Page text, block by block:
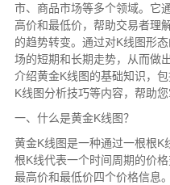
市、商品市场等多个领域。它
高价和最低价，帮助交易者理
的趋势转变。通过对K线图形
场的短期和长期走势，从而做
介绍黄金K线图的基础知识，
K线图分析技巧等内容，帮助
一、什么是黄金K线图？
黄金K线图是一种通过一根根
根K线代表一个时间周期的价
最高价和最低价四个价格信息